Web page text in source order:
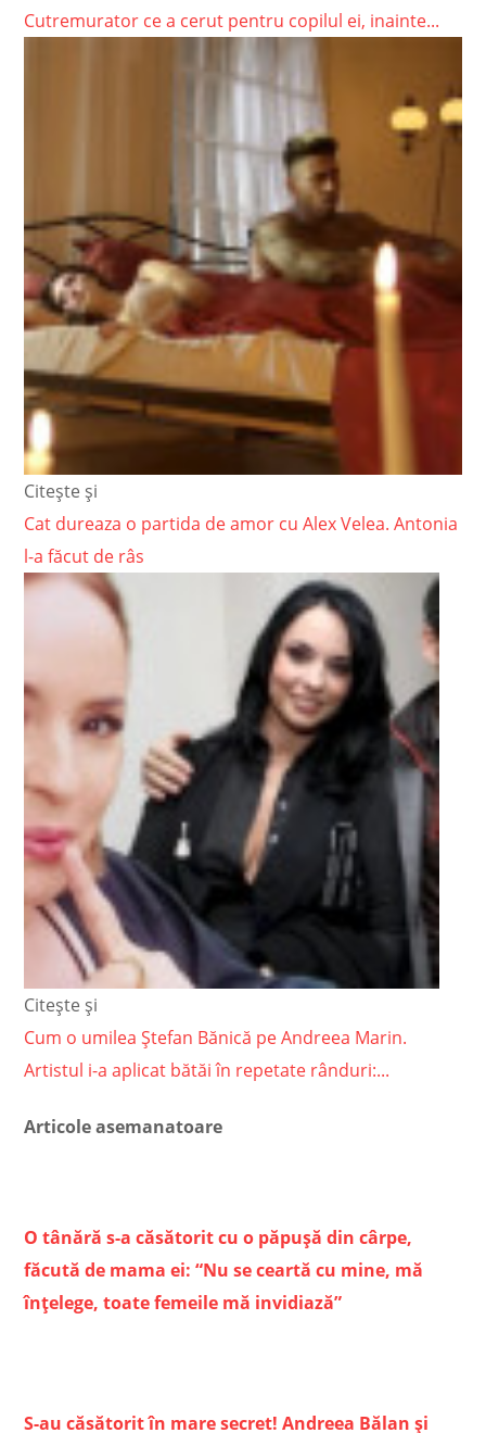
Cutremurator ce a cerut pentru copilul ei, inainte...
Citește și
Cat dureaza o partida de amor cu Alex Velea. Antonia
l-a făcut de râs
Citește și
Cum o umilea Ștefan Bănică pe Andreea Marin.
Artistul i-a aplicat bătăi în repetate rânduri:...
Articole asemanatoare
O tânără s-a căsătorit cu o păpuşă din cârpe,
făcută de mama ei: “Nu se ceartă cu mine, mă
înţelege, toate femeile mă invidiază”
S-au căsătorit în mare secret! Andreea Bălan și